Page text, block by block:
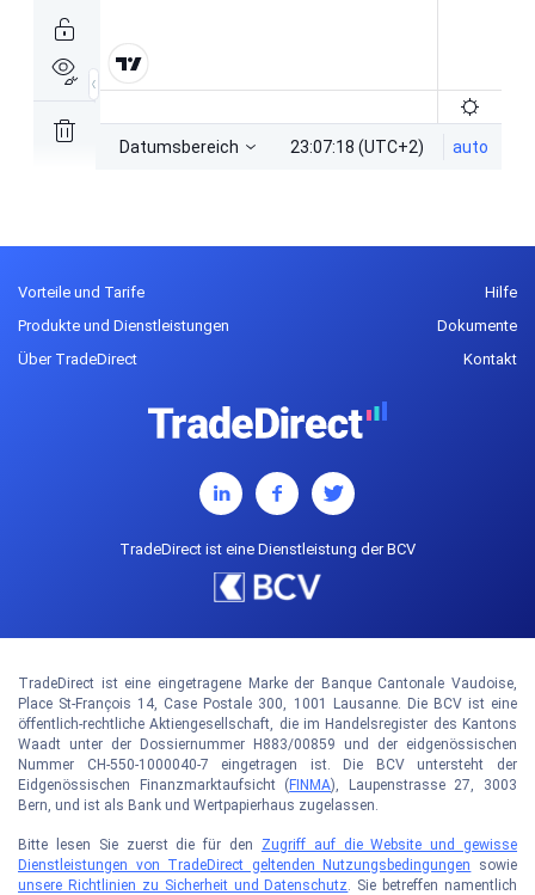
Vorteile und Tarife
Produkte und Dienstleistungen
Über TradeDirect
Hilfe
Dokumente
Kontakt
TradeDirect ist eine Dienstleistung der BCV
TradeDirect ist eine eingetragene Marke der Banque Cantonale Vaudoise,
Place St-François 14, Case Postale 300, 1001 Lausanne. Die BCV ist eine
öffentlich-rechtliche Aktiengesellschaft, die im Handelsregister des Kantons
Waadt unter der Dossiernummer H883/00859 und der eidgenössischen
Nummer CH-550-1000040-7 eingetragen ist. Die BCV untersteht der
Eidgenössischen Finanzmarktaufsicht (FINMA), Laupenstrasse 27, 3003
Bern, und ist als Bank und Wertpapierhaus zugelassen.
Bitte lesen Sie zuerst die für den Zugriff auf die Website und gewisse
Dienstleistungen von TradeDirect geltenden Nutzungsbedingungen
sowie
unsere Richtlinien zu Sicherheit und Datenschutz. Sie betreffen namentlich